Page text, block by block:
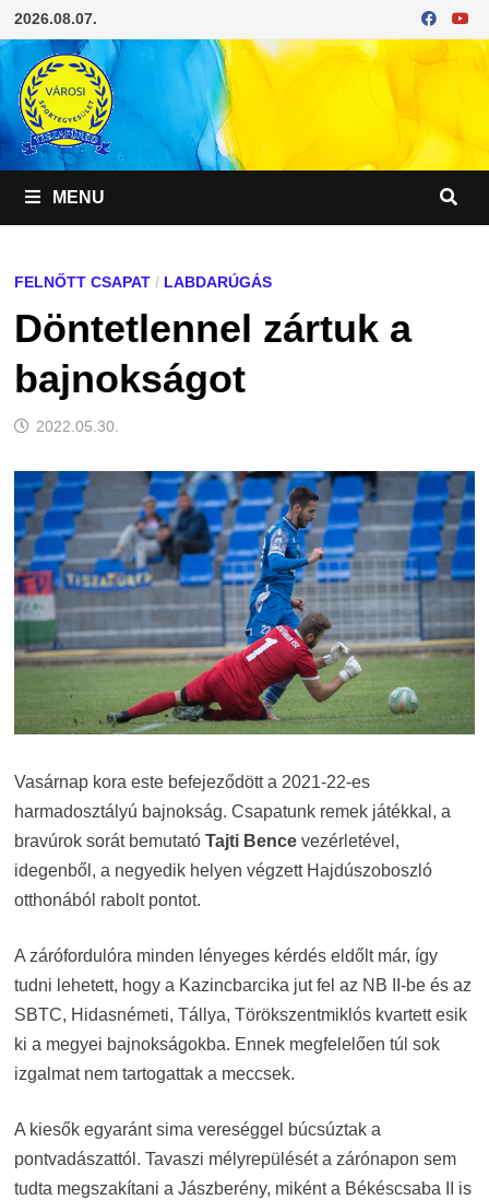
Skip
to
content
2026.08.07.
MENU
FELNŐTT CSAPAT/ LABDARÚGÁS
Döntetlennel zártuk a
bajnokságot
2022.05.30.
Vasárnap kora este befejeződött a 2021-22-es
harmadosztályú bajnokság. Csapatunk remek játékkal, a
bravúrok sorát bemutató Tajti Bencevezérletével,
idegenből, a negyedik helyen végzett Hajdúszoboszló
otthonából rabolt pontot.
A zárófordulóra minden lényeges kérdés eldőlt már, így
tudni lehetett, hogy a Kazincbarcika jut fel az NB II-be és az
SBTC, Hidasnémeti, Tállya, Törökszentmiklós kvartett esik
ki a megyei bajnokságokba. Ennek megfelelően túl sok
izgalmat nem tartogattak a meccsek.
A kiesők egyaránt sima vereséggel búcsúztak a
pontvadászattól. Tavaszi mélyrepülését a zárónapon sem
tudta megszakítani a Jászberény, miként a Békéscsaba II is